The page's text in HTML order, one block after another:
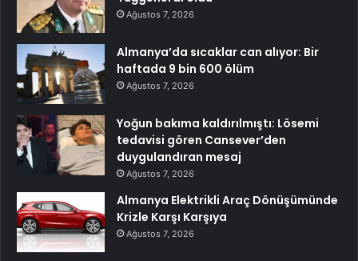
Ağustos 7, 2026
Almanya’da sıcaklar can alıyor: Bir
haftada 9 bin 600 ölüm
Ağustos 7, 2026
Yoğun bakıma kaldırılmıştı: Lösemi
tedavisi gören Cansever’den
duygulandıran mesaj
Ağustos 7, 2026
Almanya Elektrikli Araç Dönüşümünde
Krizle Karşı Karşıya
Ağustos 7, 2026